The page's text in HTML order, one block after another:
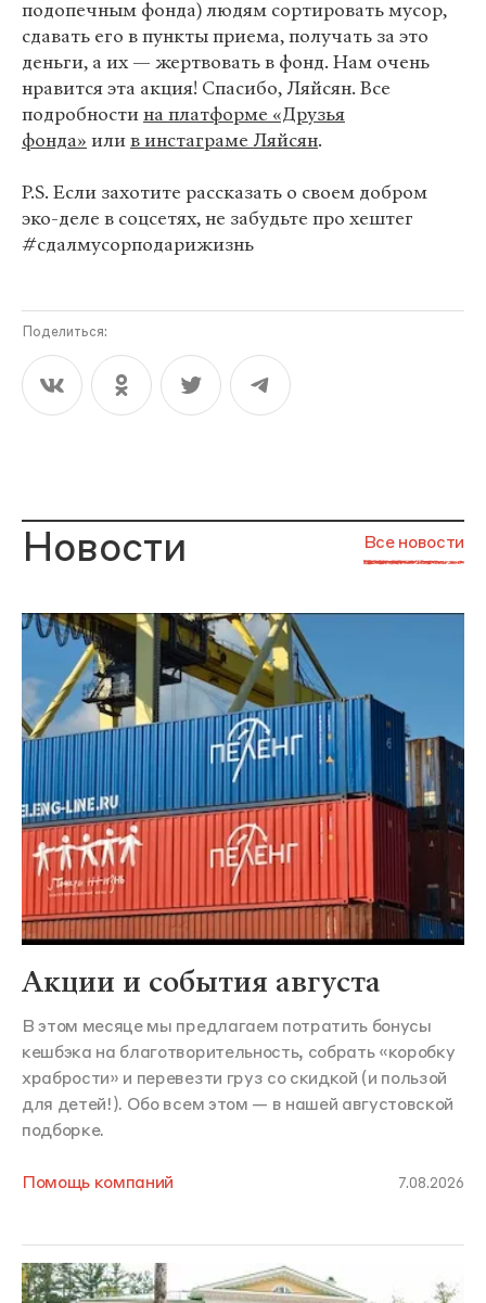
подопечным фонда) людям сортировать мусор,
сдавать его в пункты приема, получать за это
деньги, а их — жертвовать в фонд. Нам очень
нравится эта акция! Спасибо, Ляйсян. Все
подробностина платформе «Друзья
фонда» илив инстаграме Ляйсян.
P.S. Если захотите рассказать о своем добром
эко-деле в соцсетях, не забудьте про хештег
#сдалмусорподарижизнь
Поделиться:
Новости Все новости
Акции и события августа
В этом месяце мы предлагаем потратить бонусы
кешбэка на благотворительность, собрать «коробку
храбрости» и перевезти груз со скидкой (и пользой
для детей!). Обо всем этом — в нашей августовской
подборке.
Помощь компаний 7.08.2026